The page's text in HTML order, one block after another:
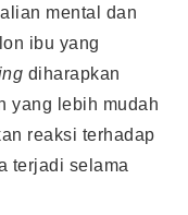
mental dan
ibu yang
diharapkan
yang lebih mudah
reaksi terhadap
terjadi selama